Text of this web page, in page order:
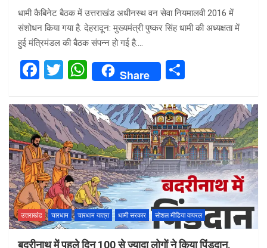
धामी कैबिनेट बैठक में उत्तराखंड अधीनस्थ वन सेवा नियमालवी 2016 में
संशोधन किया गया है. देहरादून: मुख्यमंत्री पुष्कर सिंह धामी की अध्यक्षता में
हुई मंत्रिमंडल की बैठक संपन्न हो गई है.…
F
ce
b
o
o
k
T
tt
er
W
h
at
s
A
p
p
Share
ar
e
उत्तराखंड चारधाम चारधाम यात्रा धामी सरकार सोशल मीडिया वायरल
बदरीनाथ में पहले दिन 100 से ज्यादा लोगों ने किया पिंडदान,